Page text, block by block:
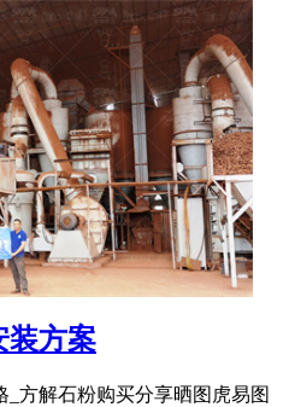
装方案
_方解石粉购买分享晒图虎易图